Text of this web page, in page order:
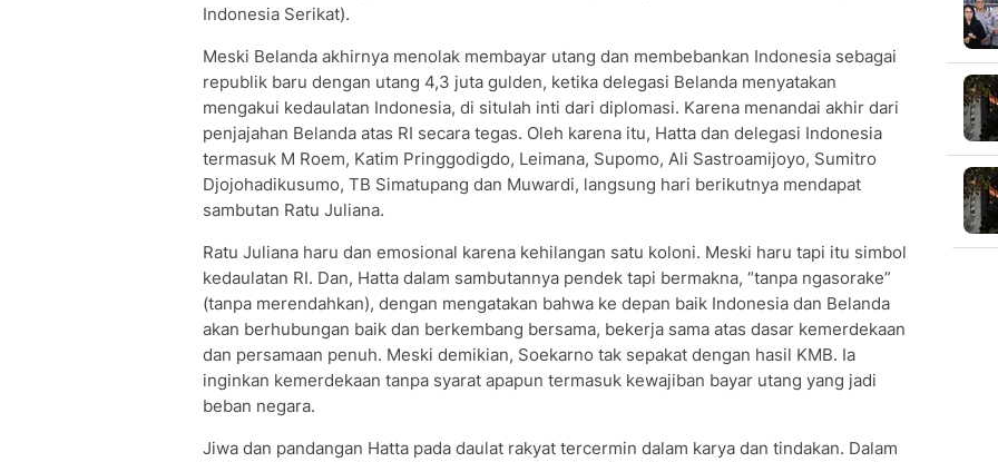
Indonesia Serikat).
Meski Belanda akhirnya menolak membayar utang dan membebankan Indonesia sebagai
republik baru dengan utang 4,3 juta gulden, ketika delegasi Belanda menyatakan
mengakui kedaulatan Indonesia, di situlah inti dari diplomasi. Karena menandai akhir dari
penjajahan Belanda atas RI secara tegas. Oleh karena itu, Hatta dan delegasi Indonesia
termasuk M Roem, Katim Pringgodigdo, Leimana, Supomo, Ali Sastroamijoyo, Sumitro
Djojohadikusumo, TB Simatupang dan Muwardi, langsung hari berikutnya mendapat
sambutan Ratu Juliana.
Ratu Juliana haru dan emosional karena kehilangan satu koloni. Meski haru tapi itu simbol
kedaulatan RI. Dan, Hatta dalam sambutannya pendek tapi bermakna, “tanpa ngasorake”
(tanpa merendahkan), dengan mengatakan bahwa ke depan baik Indonesia dan Belanda
akan berhubungan baik dan berkembang bersama, bekerja sama atas dasar kemerdekaan
dan persamaan penuh. Meski demikian, Soekarno tak sepakat dengan hasil KMB. Ia
inginkan kemerdekaan tanpa syarat apapun termasuk kewajiban bayar utang yang jadi
beban negara.
Jiwa dan pandangan Hatta pada daulat rakyat tercermin dalam karya dan tindakan. Dalam